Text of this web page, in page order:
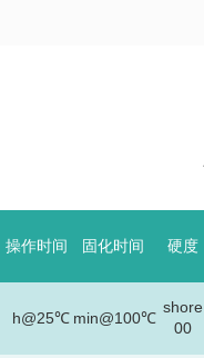
操作时间 固化时间 硬度
h@25℃ min@100℃
shore
00